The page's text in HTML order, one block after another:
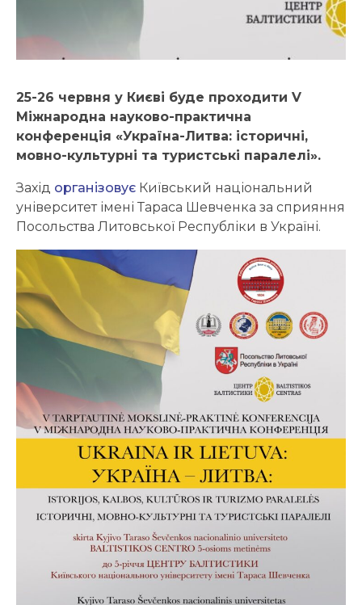
25-26 червня у Києві буде проходити V
Міжнародна науково-практична
конференція «Україна-Литва: історичні,
мовно-культурні та туристські паралелі».
Захід організовує Київський національний
університет імені Тараса Шевченка за сприяння
Посольства Литовської Республіки в Україні.